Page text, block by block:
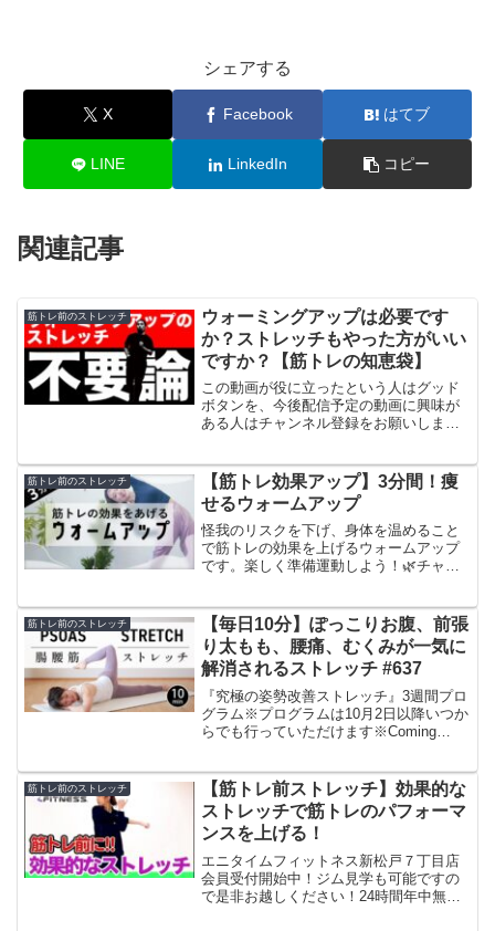
シェアする
X Facebook はてブ
LINE LinkedIn コピー
関連記事
筋トレ前のストレッチ
ウォーミングアップは必要です
か？ストレッチもやった方がいい
ですか？【筋トレの知恵袋】
この動画が役に立ったという人はグッド
ボタンを、今後配信予定の動画に興味が
ある人はチャンネル登録をお願いしま
ら がくと）ダイエットの食事や運動、
サプリにつ...
筋トレ前のストレッチ
【筋トレ効果アップ】3分間！痩
せるウォームアップ
怪我のリスクを下げ、身体を温めること
で筋トレの効果を上げるウォームアップ
です。楽しく準備運動しよう！🌿チャン
オリジナルプロテインLOMY👚おすすめ
のトレーニングウェアS...
筋トレ前のストレッチ
【毎日10分】ぽっこりお腹、前張
り太もも、腰痛、むくみが一気に
解消されるストレッチ #637
『究極の姿勢改善ストレッチ』3週間プロ
グラム※プログラムは10月2日以降いつか
らでも行っていただけます※Coming
日間無料キャンペーン実施...
筋トレ前のストレッチ
【筋トレ前ストレッチ】効果的な
ストレッチで筋トレのパフォーマ
ンスを上げる！
エニタイムフィットネス新松戸７丁目店
会員受付開始中！ジム見学も可能ですの
で是非お越しください！24時間年中無